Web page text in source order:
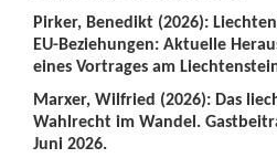
Pirker, Benedikt (2026):
EU-Beziehungen: Aktuelle
eines Vortrages am
Marxer, Wilfried (2026): Das
Wahlrecht im Wandel.
Juni 2026.